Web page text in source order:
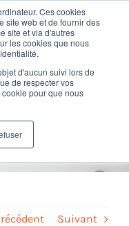
Ces cookies
site web et de fournir des
site et via d'autres
les cookies que nous
d'aucun suivi lors de
de respecter vos
pour que nous
clés pour
RH
pour piloter votre projet
Suivant